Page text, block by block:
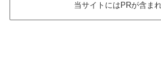
当サイトにはPRが含ま